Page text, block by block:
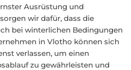
Ausrüstung und
wir dafür, dass die
bei winterlichen Bedingungen
in Vlotho können sich
verlassen, um einen
zu gewährleisten und